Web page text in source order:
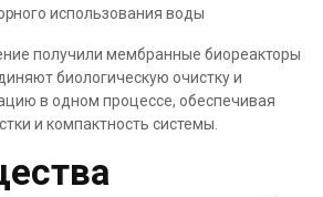
использования воды
получили мембранные биореакторы
биологическую очистку и
в одном процессе, обеспечивая
и компактность системы.